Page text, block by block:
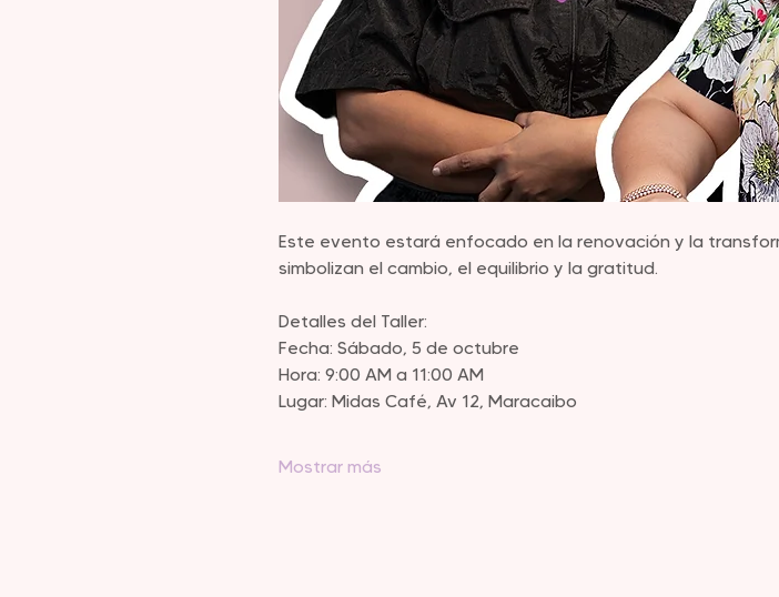
Este evento estará enfocado en la renovación y la
simbolizan el cambio, el equilibrio y la gratitud.
Detalles del Taller:
Fecha: Sábado, 5 de octubre
Hora: 9:00 AM a 11:00 AM
Lugar: Midas Café, Av 12, Maracaibo
Mostrar más